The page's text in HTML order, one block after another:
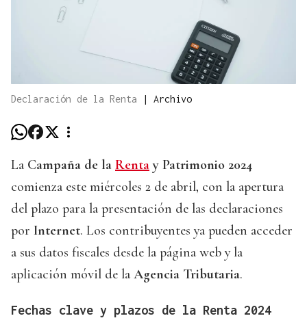
Declaración de la Renta | Archivo
La Campaña de la Rentay Patrimonio 2024
comienza este miércoles 2 de abril, con la apertura
del plazo para la presentación de las declaraciones
por Internet. Los contribuyentes ya pueden acceder
a sus datos fiscales desde la página web y la
aplicación móvil de la Agencia Tributaria.
Fechas clave y plazos de la Renta 2024